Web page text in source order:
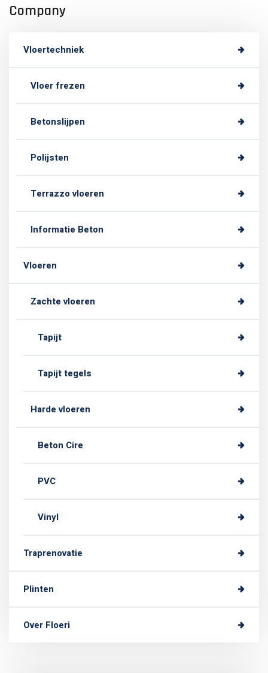
Company
Vloertechniek
Vloer frezen
Betonslijpen
Polijsten
Terrazzo vloeren
Informatie Beton
Vloeren
Zachte vloeren
Tapijt
Tapijt tegels
Harde vloeren
Beton Cire
PVC
Vinyl
Traprenovatie
Plinten
Over Floeri